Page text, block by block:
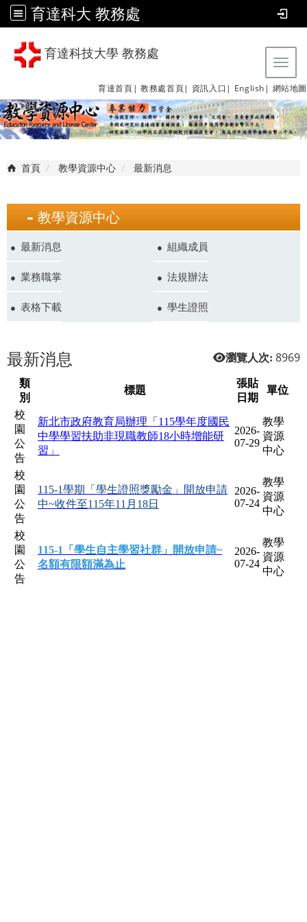
育達科大 教務處
育達科技大學 教務處
育達首頁| 教務處首頁| 資訊入口| English| 網站地圖
首頁 教學資源中心 最新消息
教學資源中心
最新消息 組織成員
業務職掌 法規辦法
表格下載 學生證照
瀏覽人次: 8969
最新消息